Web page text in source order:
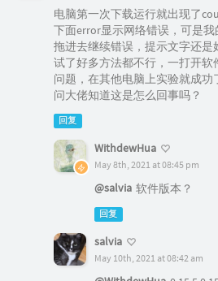
电脑第一次下载运行就出现了
下面error显示网络错误，可是
拖进去继续错误，提示文字还是
试了好多方法都不行，一打开
问题，在其他电脑上实验就成
问大佬知道这是怎么回事吗？
回复
WithdewHua
May 8th, 2021 at 08:45 pm
@salvia 软件版本？
回复
salvia
May 10th, 2021 at 08:42 am